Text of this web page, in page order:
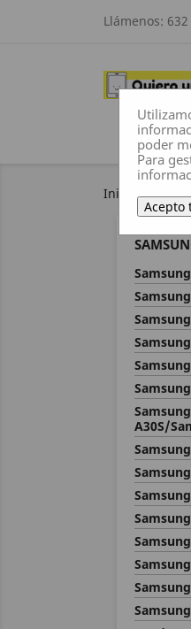
Llámenos:
Inicio
A30S/
poder
Para
Acepto